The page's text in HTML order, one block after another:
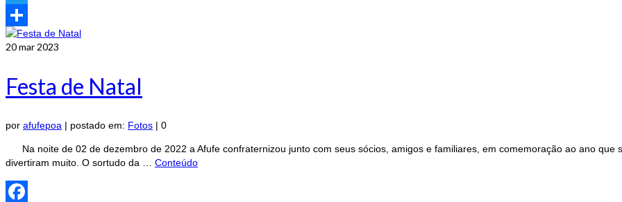
Twitter
Share
20mar 2023
Festa de Natal
por afufepoa | postado em: Fotos | 0
Na noite de 02 de dezembro de 2022 a Afufe confraternizou junto com seus sócios, amigos e familiares, em comemoração ao ano que
divertiram muito. O sortudo da … Conteúdo